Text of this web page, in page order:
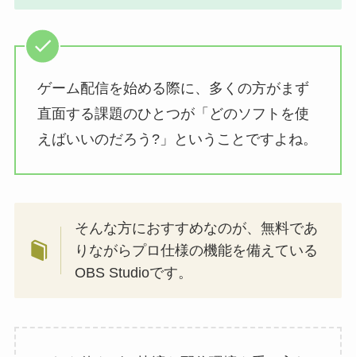
ゲーム配信を始める際に、多くの方がまず
直面する課題のひとつが「どのソフトを使
えばいいのだろう?」ということですよね。
そんな方におすすめなのが、無料であ
りながらプロ仕様の機能を備えている
OBS Studioです。